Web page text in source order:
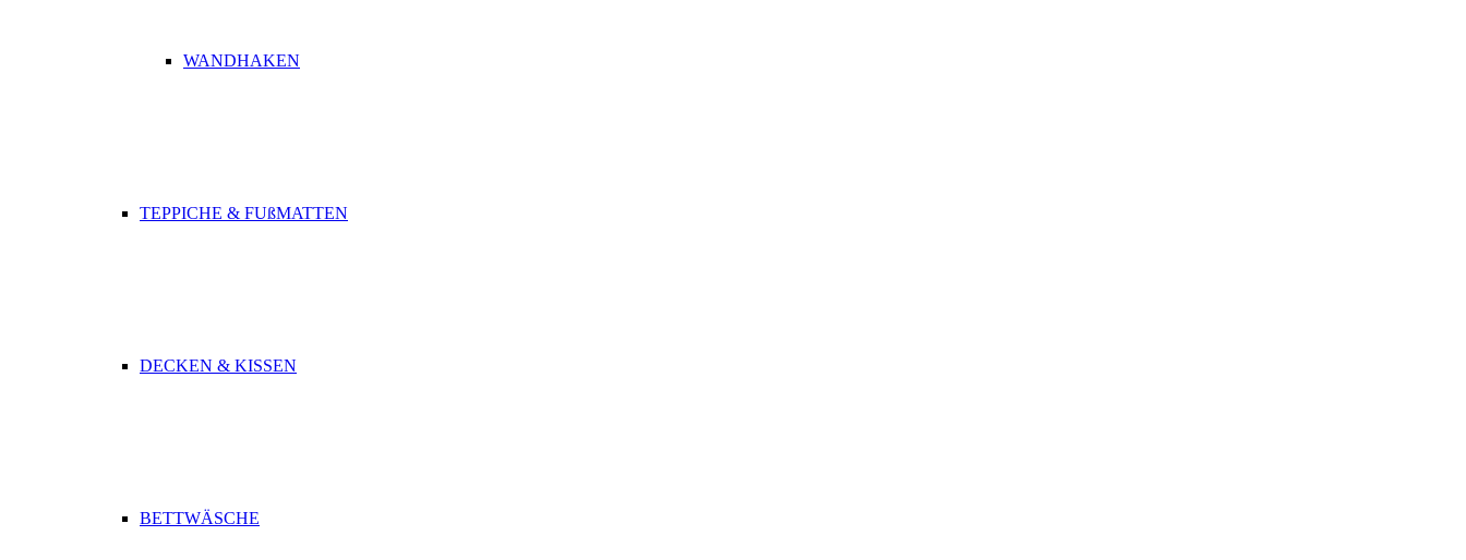
WANDHAKEN
TEPPICHE & FUßMATTEN
DECKEN & KISSEN
BETTWÄSCHE